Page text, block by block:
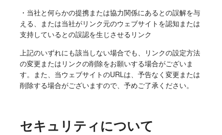
・当社と何らかの提携または協力関係にあるとの誤解を与
える、または当社がリンク元のウェブサイトを認知または
支持しているとの誤認を生じさせるリンク
上記のいずれにも該当しない場合でも、リンクの設定方法
の変更またはリンクの削除をお願いする場合がございま
す。また、当ウェブサイトのURLは、予告なく変更または
削除する場合がございますので、予めご了承ください。
セキュリティについて